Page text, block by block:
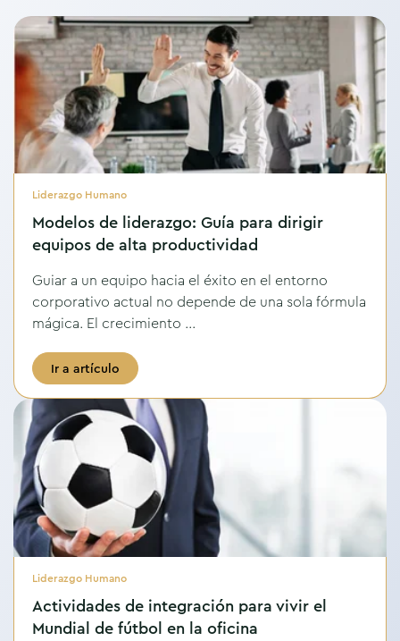
Liderazgo Humano
Modelos de liderazgo: Guía para dirigir
equipos de alta productividad
Guiar a un equipo hacia el éxito en el entorno
corporativo actual no depende de una sola fórmula
mágica. El crecimiento ...
Ir a artículo
Liderazgo Humano
Actividades de integración para vivir el
Mundial de fútbol en la oficina